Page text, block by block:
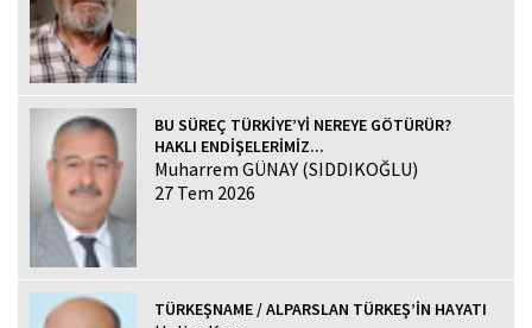
BU SÜREÇ TÜRKİYE’Yİ NEREYE GÖTÜRÜR?
HAKLI ENDİŞELERİMİZ...
Muharrem GÜNAY (SIDDIKOĞLU)
27 Tem 2026
TÜRKEŞNAME / ALPARSLAN TÜRKEŞ’İN HAYATI